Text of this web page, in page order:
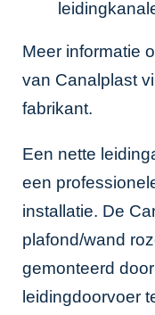
Meer informatie
van Canalplast
fabrikant.
Een nette
een
installatie. De
plafond/wand
gemonteerd
leidingdoorvoer